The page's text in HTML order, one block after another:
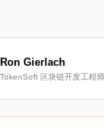
Ron Gierlach
TokenSoft 区块链开发工程师